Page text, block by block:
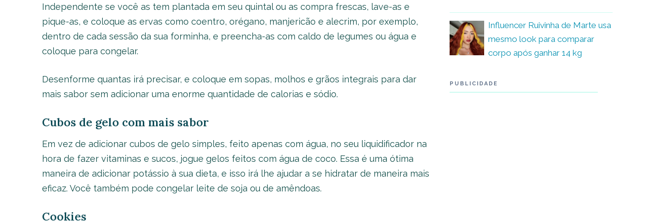
Independente se você as tem plantada em seu quintal ou as compra frescas, lave-as e
pique-as, e coloque as ervas como coentro, orégano, manjericão e alecrim, por exemplo,
dentro de cada sessão da sua forminha, e preencha-as com caldo de legumes ou água e
coloque para congelar.
Desenforme quantas irá precisar, e coloque em sopas, molhos e grãos integrais para dar
mais sabor sem adicionar uma enorme quantidade de calorias e sódio.
Cubos de gelo com mais sabor
Em vez de adicionar cubos de gelo simples, feito apenas com água, no seu liquidificador na
hora de fazer vitaminas e sucos, jogue gelos feitos com água de coco. Essa é uma ótima
maneira de adicionar potássio à sua dieta, e isso irá lhe ajudar a se hidratar de maneira mais
eficaz. Você também pode congelar leite de soja ou de amêndoas.
Cookies
Influencer Ruivinha de Marte usa
mesmo look para comparar
corpo após ganhar 14 kg
PUBLICIDADE